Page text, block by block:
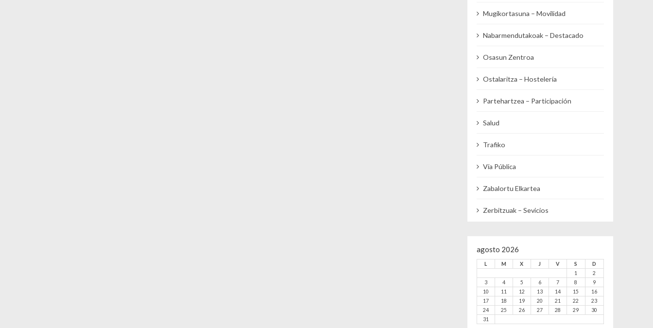
Mugikortasuna – Movilidad
Nabarmendutakoak – Destacado
Osasun Zentroa
Ostalaritza – Hostelería
Partehartzea – Participación
Salud
Trafiko
Vía Pública
Zabalortu Elkartea
Zerbitzuak – Sevicios
agosto 2026
L M X J V S
D
1
2
3
4 5 6 7 8
9
10
11 12 13 14 15
16
17
18 19 20 21 22
23
24
25 26 27 28 29
30
31